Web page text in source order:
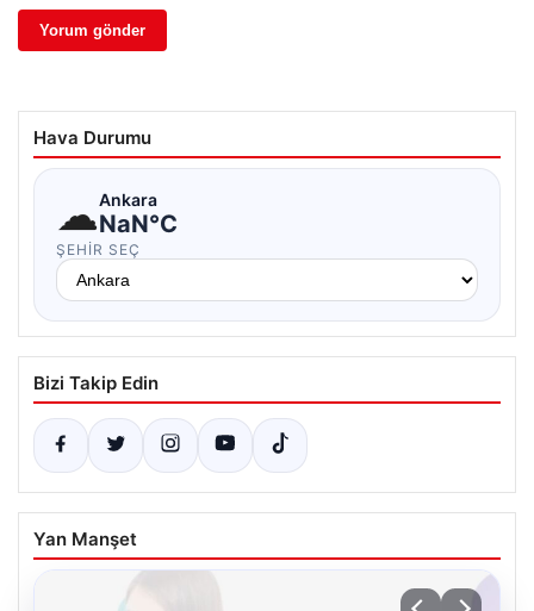
Hava Durumu
☁Ankara
NaN°C
ŞEHIR SEÇ
Bizi Takip Edin
Yan Manşet